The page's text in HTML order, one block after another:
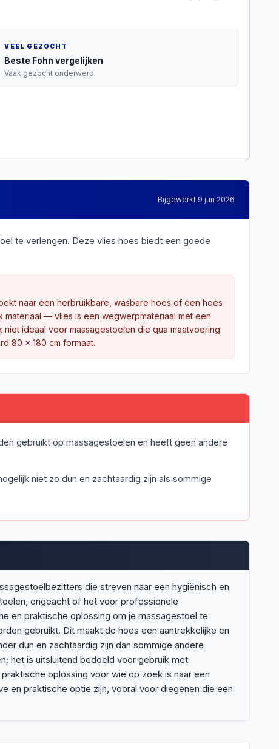
VEEL GEZOCHT
Beste Fohn vergelijken
Vaak gezocht onderwerp
Bijgewerkt 9 jun 2026
te verlengen. Deze vlies hoes biedt een goede
naar een herbruikbare, wasbare hoes of een hoes
materiaal — vlies is een wegwerpmateriaal met een
niet ideaal voor massagestoelen die qua maatvoering
80 x 180 cm formaat.
gebruikt op massagestoelen en heeft geen andere
niet zo dun en zachtaardig zijn als sommige
die streven naar een hygiënisch en
ongeacht of het voor professionele
en praktische oplossing om je massagestoel te
gebruikt. Dit maakt de hoes een aantrekkelijke en
dun en zachtaardig zijn dan sommige andere
het is uitsluitend bedoeld voor gebruik met
oplossing voor wie op zoek is naar een
en praktische optie zijn, vooral voor diegenen die een